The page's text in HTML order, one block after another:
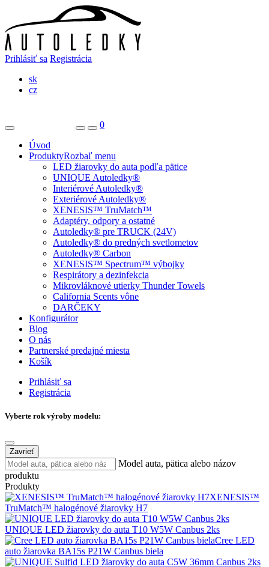
Prihlásiť sa Registrácia
sk
cz
0
Úvod
ProduktyRozbaľ menu
LED žiarovky do auta podľa pätice
UNIQUE Autoledky®
Interiérové Autoledky®
Exteriérové Autoledky®
XENESIS™ TruMatch™
Adaptéry, odpory a ostatné
Autoledky® pre TRUCK (24V)
Autoledky® do predných svetlometov
Autoledky® Carbon
XENESIS™ Spectrum™ výbojky
Respirátory a dezinfekcia
Mikrovláknové utierky Thunder Towels
California Scents vône
DARČEKY
Konfigurátor
Blog
O nás
Partnerské predajné miesta
Košík
Prihlásiť sa
Registrácia
Vyberte rok výroby modelu:
Zavrieť
Model auta, pätica alebo názov
produktu
Produkty
XENESIS™
TruMatch™ halogénové žiarovky H7
UNIQUE LED žiarovky do auta T10 W5W Canbus 2ks
Cree LED
auto žiarovka BA15s P21W Canbus biela